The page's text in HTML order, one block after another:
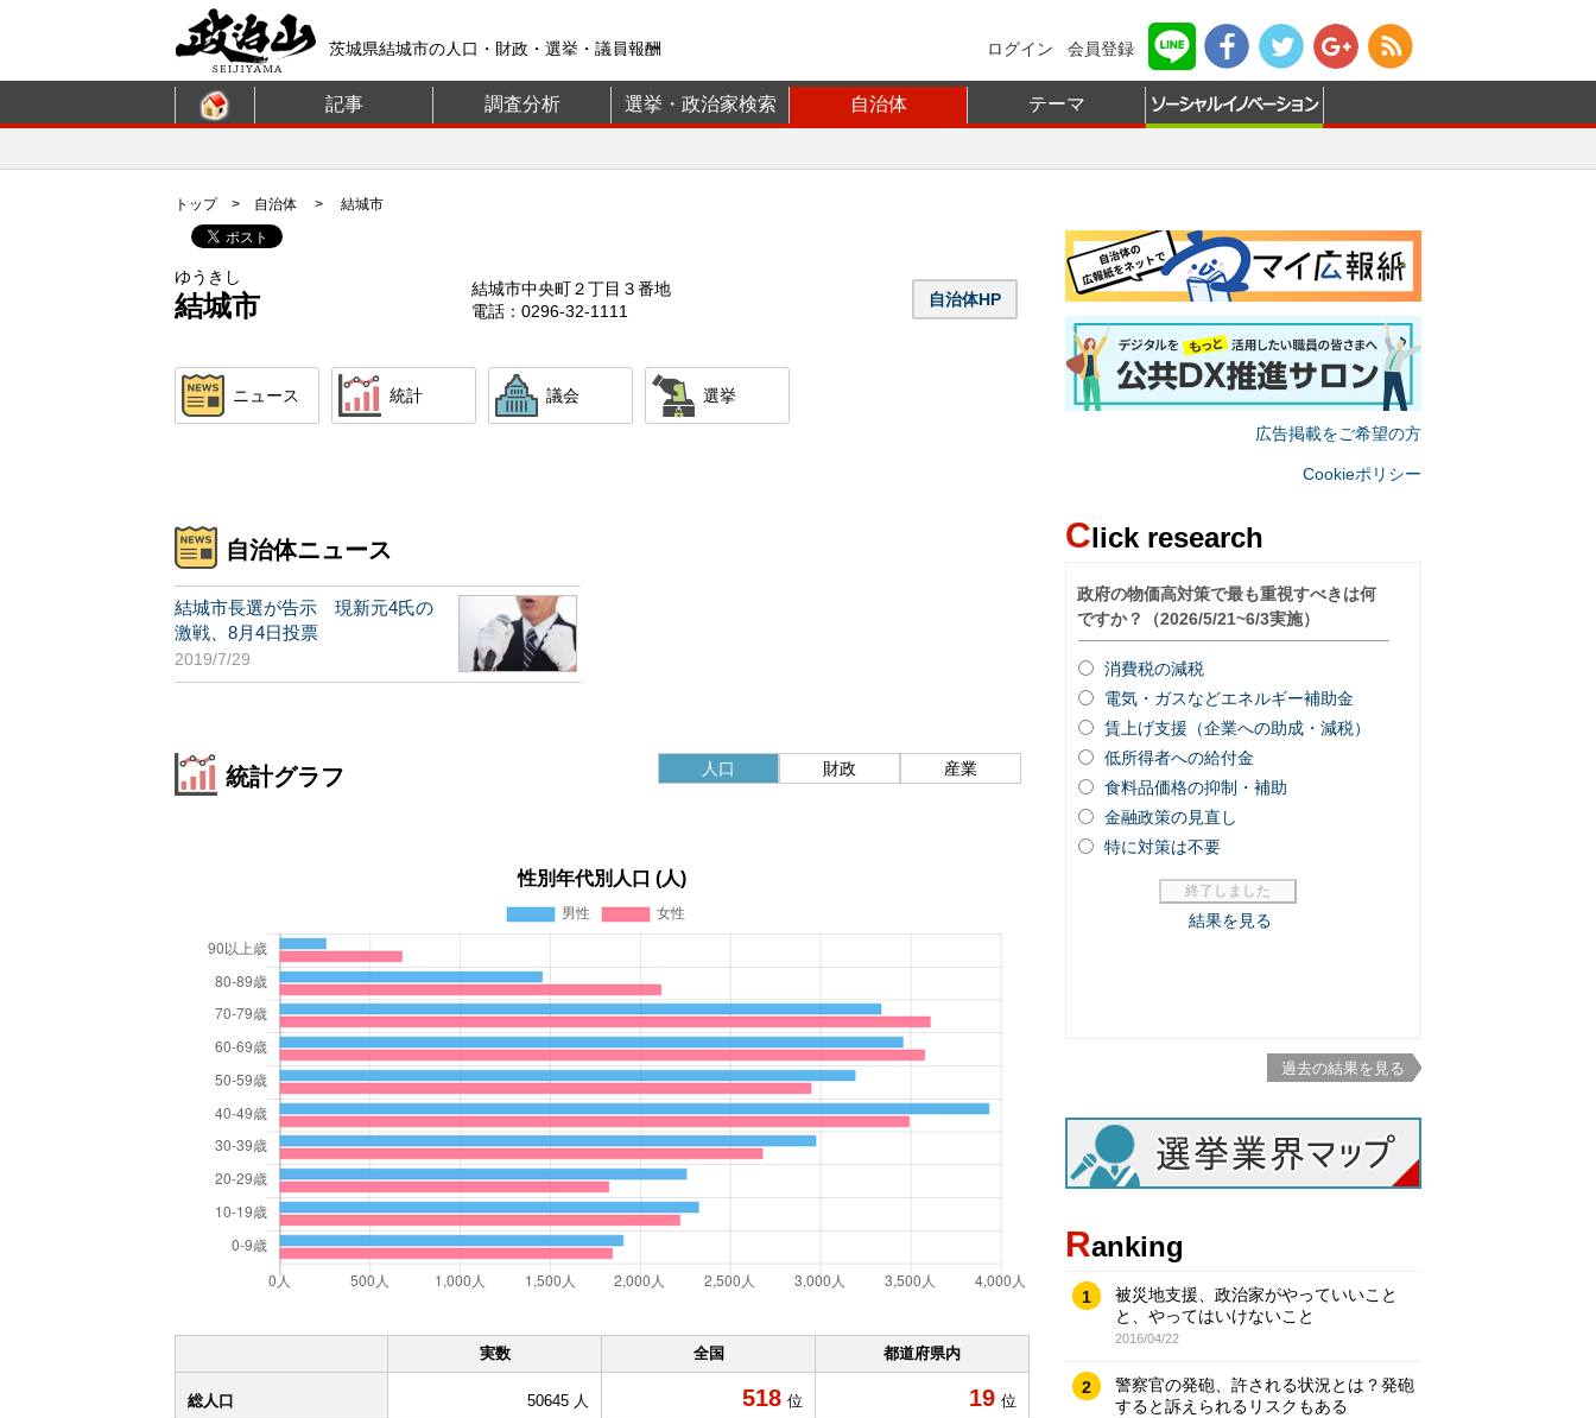
茨城県結城市の人口・財政・選挙・議員報酬 ログイン 会員登録
記事 調査分析 選挙・政治家検索 自治体 テーマ
トップ> 自治体 > 結城市
ゆうきし
結城市
結城市中央町２丁目３番地
電話：0296-32-1111
自治体HP
ニュース 統計 議会 選挙
自治体ニュース
結城市長選が告示 現新元4氏の
激戦、8月4日投票
2019/7/29
統計グラフ 人口 財政 産業
性別年代別人口 (人)
実数 全国 都道府県内
総人口 50645 人 518 位 19 位
広告掲載をご希望の方
Cookieポリシー
Click research
過去の結果を見る
Ranking
1
被災地支援、政治家がやっていいこと
と、やってはいけないこと
2016/04/22
2
警察官の発砲、許される状況とは？発砲
すると訴えられるリスクもある